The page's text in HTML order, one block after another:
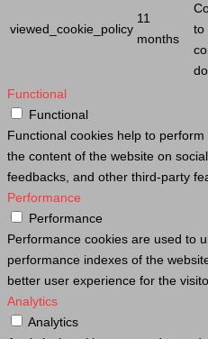
viewed_cookie_policy
11
months
to
Functional
Functional
Functional cookies help to
the content of the website on
feedbacks, and other third-party
Performance
Performance
Performance cookies are used to
performance indexes of the
better user experience for the
Analytics
Analytics